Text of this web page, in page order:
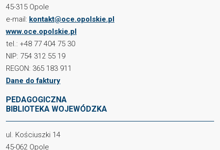
45-315 Opole
e-mail: kontakt@oce.opolskie.pl
www.oce.opolskie.pl
tel.: +48 77 404 75 30
NIP: 754 312 55 19
REGON: 365 183 911
Dane do faktury
PEDAGOGICZNA
BIBLIOTEKA WOJEWÓDZKA
ul. Kościuszki 14
45-062 Opole